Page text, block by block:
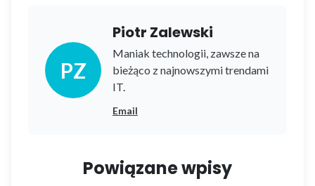
PZ
Piotr Zalewski
Maniak technologii, zawsze na
bieżąco z najnowszymi trendami
IT.
Email
Powiązane wpisy